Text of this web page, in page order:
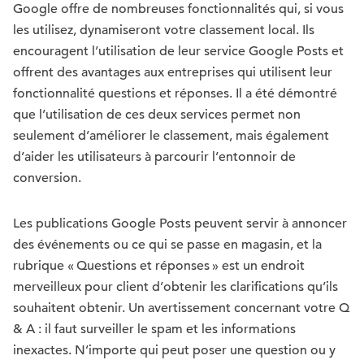
Google offre de nombreuses fonctionnalités qui, si vous
les utilisez, dynamiseront votre classement local. Ils
encouragent l’utilisation de leur service Google Posts et
offrent des avantages aux entreprises qui utilisent leur
fonctionnalité questions et réponses. Il a été démontré
que l’utilisation de ces deux services permet non
seulement d’améliorer le classement, mais également
d’aider les utilisateurs à parcourir l’entonnoir de
conversion.
Les publications Google Posts peuvent servir à annoncer
des événements ou ce qui se passe en magasin, et la
rubrique « Questions et réponses » est un endroit
merveilleux pour client d’obtenir les clarifications qu’ils
souhaitent obtenir. Un avertissement concernant votre Q
& A : il faut surveiller le spam et les informations
inexactes. N’importe qui peut poser une question ou y